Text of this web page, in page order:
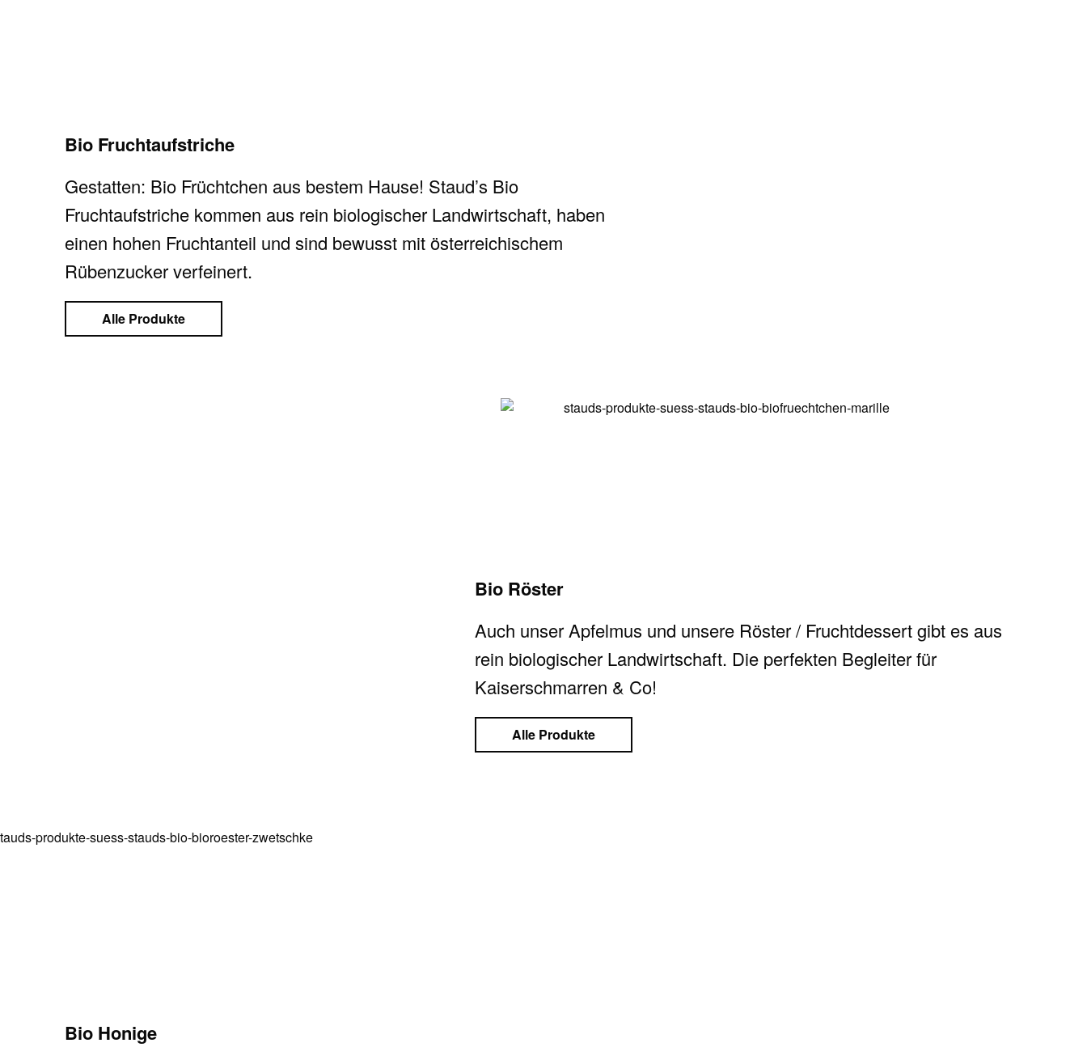
Bio Fruchtaufstriche
Gestatten: Bio Früchtchen aus bestem Hause! Staud’s Bio
Fruchtaufstriche kommen aus rein biologischer Landwirtschaft, haben
einen hohen Fruchtanteil und sind bewusst mit österreichischem
Rübenzucker verfeinert.
Alle Produkte
Bio Röster
Auch unser Apfelmus und unsere Röster / Fruchtdessert gibt es aus
rein biologischer Landwirtschaft. Die perfekten Begleiter für
Kaiserschmarren & Co!
Alle Produkte
Bio Honige